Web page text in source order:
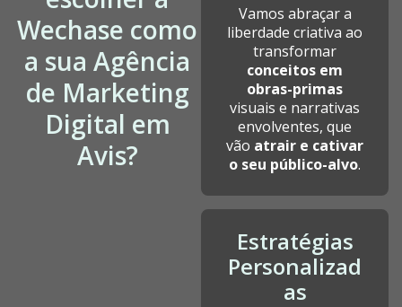
Wechase como
a sua Agência
de Marketing
Digital em
Avis?
Vamos abraçar a
liberdade criativa ao
transformar
conceitos em
obras-primas
visuais e narrativas
envolventes, que
vão atrair e cativar
o seu público-alvo.
Estratégias
Personalizad
as